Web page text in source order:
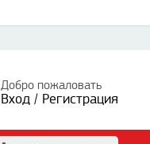
Добро пожаловать
Вход / Регистрация